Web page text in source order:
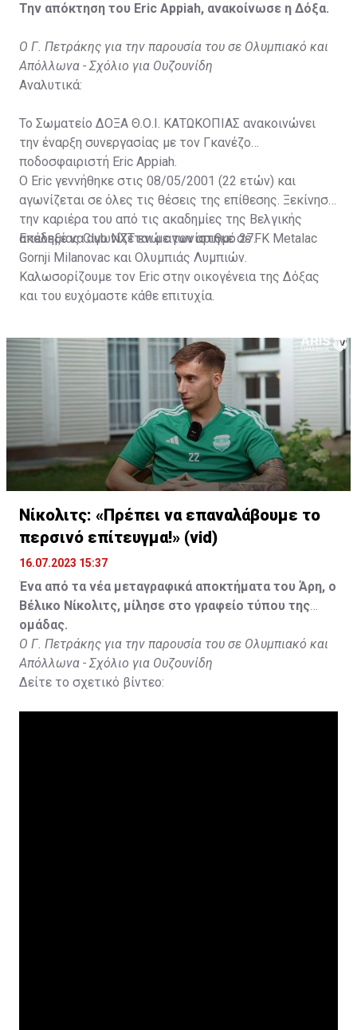
Την απόκτηση του Eric Appiah, ανακοίνωσε η Δόξα.
Ο Γ. Πετράκης για την παρουσία του σε Ολυμπιακό και
Απόλλωνα - Σχόλιο για Ουζουνίδη
Αναλυτικά:
Το Σωματείο ΔΟΞΑ Θ.Ο.Ι. ΚΑΤΩΚΟΠΙΑΣ ανακοινώνει
την έναρξη συνεργασίας με τον Γκανέζο
ποδοσφαιριστή Eric Appiah.
Ο Eric γεννήθηκε στις 08/05/2001 (22 ετών) και
αγωνίζεται σε όλες τις θέσεις της επίθεσης. Ξεκίνησε
την καριέρα του από τις ακαδημίες της Βελγικής
ακαδημίας Club NXT ενώ αγωνίστηκε σε FK Metalac
Gornji Milanovac και Ολυμπιάς Λυμπιών.
Επέλεξε να αγωνίζεται με τον αριθμό 27.
Καλωσορίζουμε τον Eric στην οικογένεια της Δόξας
και του ευχόμαστε κάθε επιτυχία.
Νίκολιτς: «Πρέπει να επαναλάβουμε το
περσινό επίτευγμα!» (vid)
16.07.2023 15:37
Ένα από τα νέα μεταγραφικά αποκτήματα του Άρη, ο
Βέλικο Νίκολιτς, μίλησε στο γραφείο τύπου της
ομάδας.
Ο Γ. Πετράκης για την παρουσία του σε Ολυμπιακό και
Απόλλωνα - Σχόλιο για Ουζουνίδη
Δείτε το σχετικό βίντεο: